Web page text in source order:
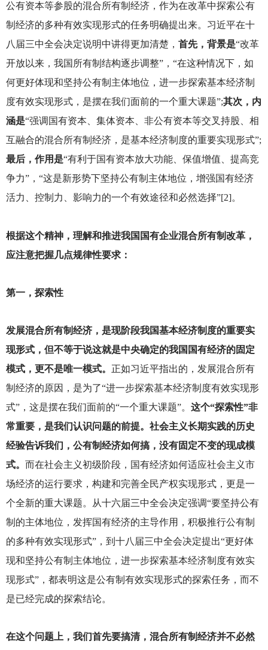
公有资本等参股的混合所有制经济，作为在改革中探索公有
制经济的多种有效实现形式的任务明确提出来。习近平在十
八届三中全会决定说明中讲得更加清楚， 首先，背景是“改革
开放以来，我国所有制结构逐步调整”，“在这种情况下，如
何更好体现和坚持公有制主体地位，进一步探索基本经济制
度有效实现形式，是摆在我们面前的一个重大课题”;其次，内
涵是“强调国有资本、集体资本、非公有资本等交叉持股、相
互融合的混合所有制经济，是基本经济制度的重要实现形式”;
最后，作用是“有利于国有资本放大功能、保值增值、提高竞
争力”，“这是新形势下坚持公有制主体地位，增强国有经济
活力、控制力、影响力的一个有效途径和必然选择”[2]。
根据这个精神，理解和推进我国国有企业混合所有制改革，
应注意把握几点规律性要求：
第一，探索性
发展混合所有制经济，是现阶段我国基本经济制度的重要实
现形式，但不等于说这就是中央确定的我国国有经济的固定
模式，更不是唯一模式。 正如习近平指出的，发展混合所有
制经济的原因，是为了“进一步探索基本经济制度有效实现形
式”，这是摆在我们面前的“一个重大课题”。 这个“探索性”非
常重要，是我们认识问题的前提。社会主义长期实践的历史
经验告诉我们，公有制经济如何搞，没有固定不变的现成模
式。 而在社会主义初级阶段，国有经济如何适应社会主义市
场经济的运行要求，构建和完善全民产权实现形式，更是一
个全新的重大课题。从十六届三中全会决定强调“要坚持公有
制的主体地位，发挥国有经济的主导作用，积极推行公有制
的多种有效实现形式”，到十八届三中全会决定提出“更好体
现和坚持公有制主体地位，进一步探索基本经济制度有效实
现形式”，都表明这是公有制有效实现形式的探索任务，而不
是已经完成的探索结论。
在这个问题上，我们首先要搞清，混合所有制经济并不必然